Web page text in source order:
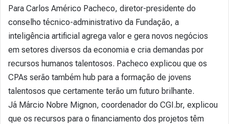
Para Carlos Américo Pacheco, diretor-presidente do
conselho técnico-administrativo da Fundação, a
inteligência artificial agrega valor e gera novos negócios
em setores diversos da economia e cria demandas por
recursos humanos talentosos. Pacheco explicou que os
CPAs serão também hub para a formação de jovens
talentosos que certamente terão um futuro brilhante.
Já Márcio Nobre Mignon, coordenador do CGI.br, explicou
que os recursos para o financiamento dos projetos têm